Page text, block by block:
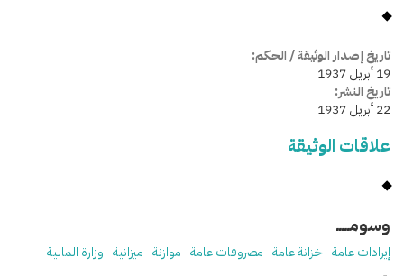
تاريخ إصدار الوثيقة / الحكم:
19 أبريل 1937
تاريخ النشر:
22 أبريل 1937
علاقات الوثيقة
وسومـــــ
إيرادات عامة خزانة عامة مصروفات عامة موازنة ميزانية وزارة المالية